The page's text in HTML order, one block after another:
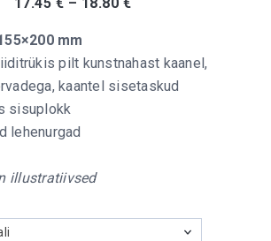
mm
pilt kunstnahast kaanel,
kaantel sisetaskud
sisuplokk
lehenurgad
illustratiivsed